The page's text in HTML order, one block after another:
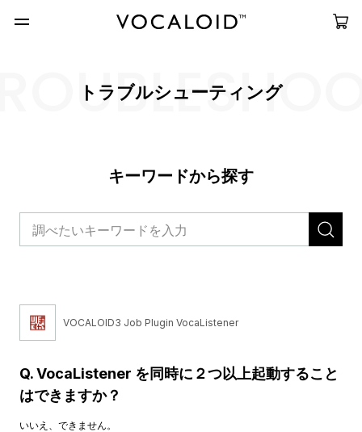
トラブルシューティング
キーワードから探す
VOCALOID3 Job Plugin VocaListener
Q. VocaListener を同時に２つ以上起動すること
はできますか？
いいえ、できません。